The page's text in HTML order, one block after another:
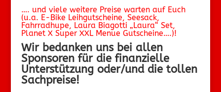
…. und viele weitere Preise warten auf Euch
(u.a. E-Bike Leihgutscheine, Seesack,
Fahrradhupe, Laura Biagotti „Laura“ Set,
Planet X Super XXL Menue Gutscheine….)!
Wir bedanken uns bei allen
Sponsoren für die finanzielle
Unterstützung oder/und die tollen
Sachpreise!